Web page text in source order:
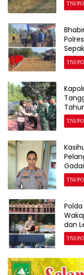
TNI/
TNI/
TNI/
TNI/
dan
TNI/